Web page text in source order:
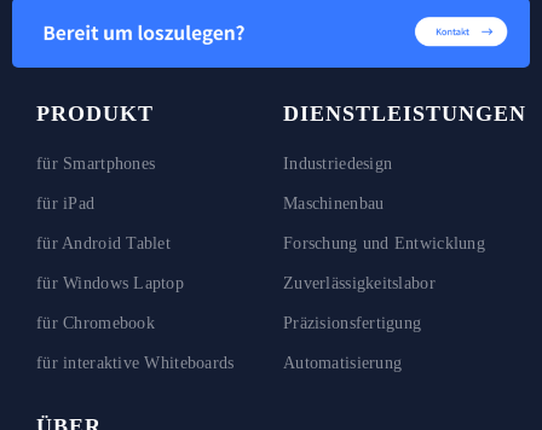
PRODUKT
für Smartphones
für iPad
für Android Tablet
für Windows Laptop
für Chromebook
für interaktive Whiteboards
DIENSTLEISTUNGEN
Industriedesign
Maschinenbau
Forschung und Entwicklung
Zuverlässigkeitslabor
Präzisionsfertigung
Automatisierung